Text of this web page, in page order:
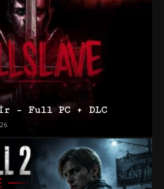
– Full PC + DLC